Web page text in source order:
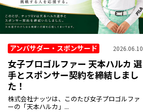
アンバサダー・スポンサード 2026.06.10
女子プロゴルファー 天本ハルカ 選
手とスポンサー契約を締結しまし
た！
株式会社ナッツは、このたび女子プロゴルファ
ーの「天本ハルカ」...